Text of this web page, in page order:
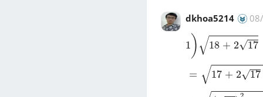
dkhoa5214
1 )√18 + 2√17
) +217
= √17 + 2√17
217+1
2+2.17.1+1